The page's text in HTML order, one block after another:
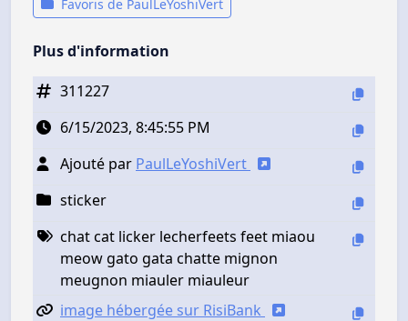
Favoris de PaulLeYoshiVert
Plus d'information
311227
6/15/2023, 8:45:55 PM
Ajouté par PaulLeYoshiVert
sticker
chat cat licker lecherfeets feet miaou
meow gato gata chatte mignon
meugnon miauler miauleur
image hébergée sur RisiBank